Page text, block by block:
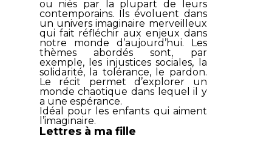
ou niés par la plupart de leurs
contemporains. Ils évoluent dans
un univers imaginaire merveilleux
qui fait réfléchir aux enjeux dans
notre monde d’aujourd’hui. Les
thèmes abordés sont, par
exemple, les injustices sociales, la
solidarité, la tolérance, le pardon.
Le récit permet d’explorer un
monde chaotique dans lequel il y
a une espérance.
Idéal pour les enfants qui aiment
l’imaginaire.
Lettres à ma fille